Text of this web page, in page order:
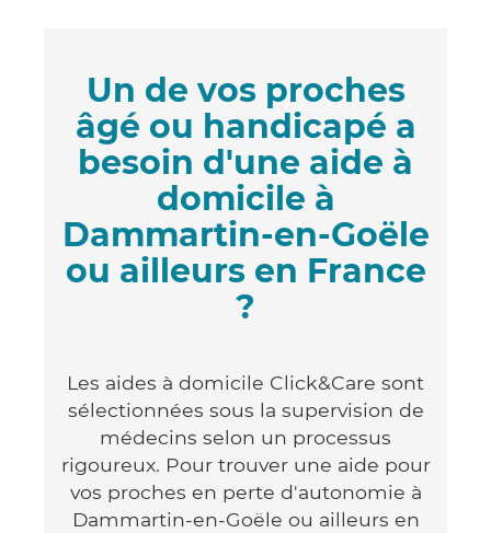
Un de vos proches
âgé ou handicapé a
besoin d'une aide à
domicile à
Dammartin-en-Goële
ou ailleurs en France
?
Les aides à domicile Click&Care sont
sélectionnées sous la supervision de
médecins selon un processus
rigoureux. Pour trouver une aide pour
vos proches en perte d'autonomie à
Dammartin-en-Goële ou ailleurs en